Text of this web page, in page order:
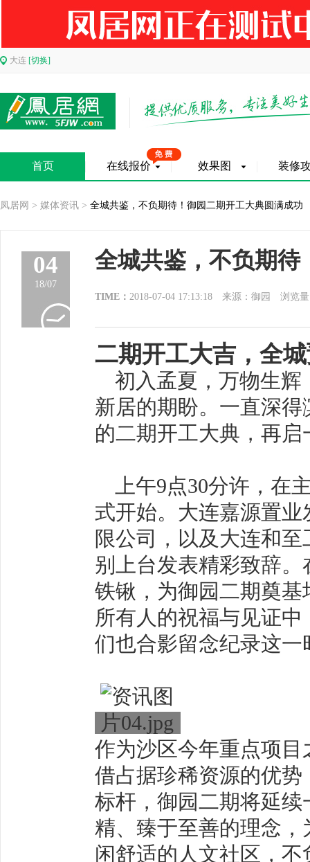
大连 [切换]
首页 在线报价 效果图 装修
凤居网 > 媒体资讯 > 全城共鉴，不负期待！御园二期开工大典圆满成功
04
18/07
全城共鉴，不负期待
TIME： 2018-07-04 17:13:18 来源：御园 浏览
二期开工大吉，全
初入孟夏，万物生
新居的期盼。一直深
的二期开工大典，再启
上午9点30分许，在
式开始。 大连嘉源置
限公司，以及大连和
别上台发表精彩致辞
铁锹，为御园二期奠
所有人的祝福与见证
们也合影留念纪录这一
作为沙区今年重点项
借占据珍稀资源的优
标杆，御园二期将延
精、臻于至善的理念
闲舒适的人文社区，